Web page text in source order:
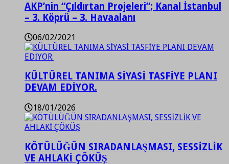
AKP’nin “Çıldırtan Projeleri”; Kanal İstanbul
– 3. Köprü – 3. Havaalanı
06/02/2021
KÜLTÜREL TANIMA SİYASİ TASFİYE PLANI
DEVAM EDİYOR.
18/01/2026
KÖTÜLÜĞÜN SIRADANLAŞMASI, SESSİZLİK
VE AHLAKİ ÇÖKÜŞ